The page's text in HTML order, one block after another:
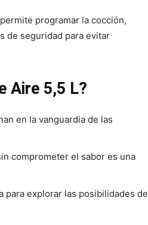
programar la cocción,
de seguridad para evitar
Aire 5,5 L?
en la vanguardia de las
comprometer el sabor es una
para explorar las posibilidades de